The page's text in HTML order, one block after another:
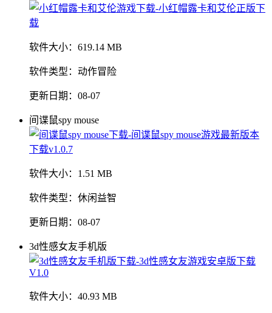
软件大小： 619.14 MB
软件类型： 动作冒险
更新日期： 08-07
间谍鼠spy mouse
软件大小： 1.51 MB
软件类型： 休闲益智
更新日期： 08-07
3d性感女友手机版
软件大小： 40.93 MB